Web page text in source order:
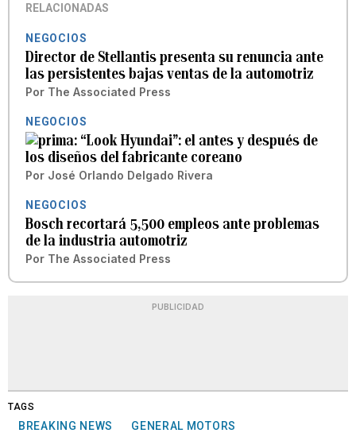
RELACIONADAS
NEGOCIOS
Director de Stellantis presenta su renuncia ante
las persistentes bajas ventas de la automotriz
Por The Associated Press
NEGOCIOS
“Look Hyundai”: el antes y después de
los diseños del fabricante coreano
Por José Orlando Delgado Rivera
NEGOCIOS
Bosch recortará 5,500 empleos ante problemas
de la industria automotriz
Por The Associated Press
PUBLICIDAD
TAGS
BREAKING NEWS GENERAL MOTORS